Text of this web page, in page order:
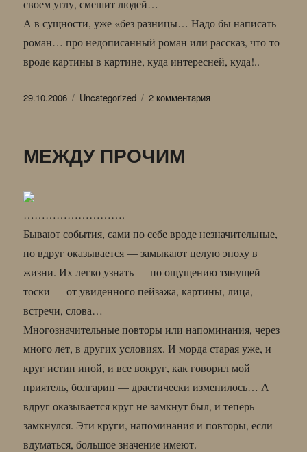
своем углу, смешит людей…
А в сущности, уже «без разницы… Надо бы написать
роман… про недописанный роман или рассказ, что-то
вроде картины в картине, куда интересней, куда!..
Опубликовано
29.10.2006 Рубрики
Uncategorized 2 комментария
МЕЖДУ ПРОЧИМ
……………………….
Бывают события, сами по себе вроде незначительные,
но вдруг оказывается — замыкают целую эпоху в
жизни. Их легко узнать — по ощущению тянущей
тоски — от увиденного пейзажа, картины, лица,
встречи, слова…
Многозначительные повторы или напоминания, через
много лет, в других условиях. И морда старая уже, и
круг истин иной, и все вокруг, как говорил мой
приятель, болгарин — драстически изменилось… А
вдруг оказывается круг не замкнут был, и теперь
замкнулся. Эти круги, напоминания и повторы, если
вдуматься, большое значение имеют.